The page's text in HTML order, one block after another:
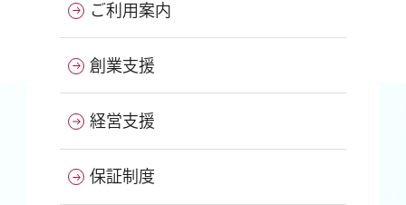
ご利用案内
創業支援
経営支援
保証制度